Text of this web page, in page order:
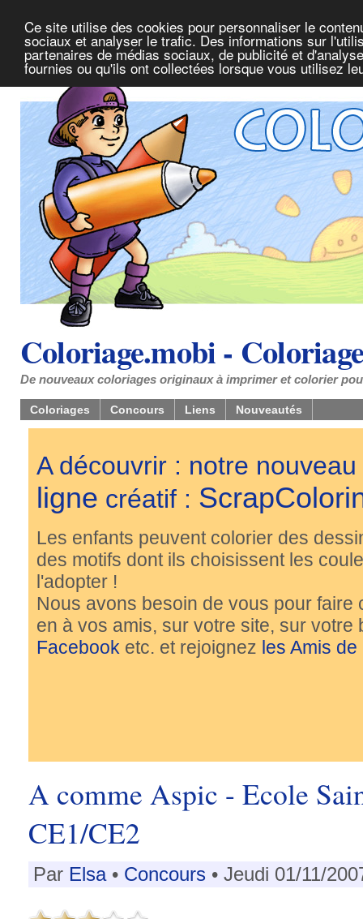
Ce site utilise des cookies pour personnaliser le
sociaux et analyser le trafic. Des informations sur
partenaires de médias sociaux, de publicité et
fournies ou qu'ils ont collectées lorsque vous utilisez
Coloriage.mobi -
De nouveaux coloriages originaux à imprimer et colorier
Coloriages Concours Liens Nouveautés
A découvrir : notre
ligne créatif :
Les enfants peuvent colorier des
des motifs dont ils choisissent les
l'adopter !
Nous avons besoin de vous pour
en à vos amis, sur votre site, sur
Facebook etc. et rejoignez les Amis
A comme Aspic - Ecole
CE1/CE2
Par Elsa• Concours • Jeudi 01/11/